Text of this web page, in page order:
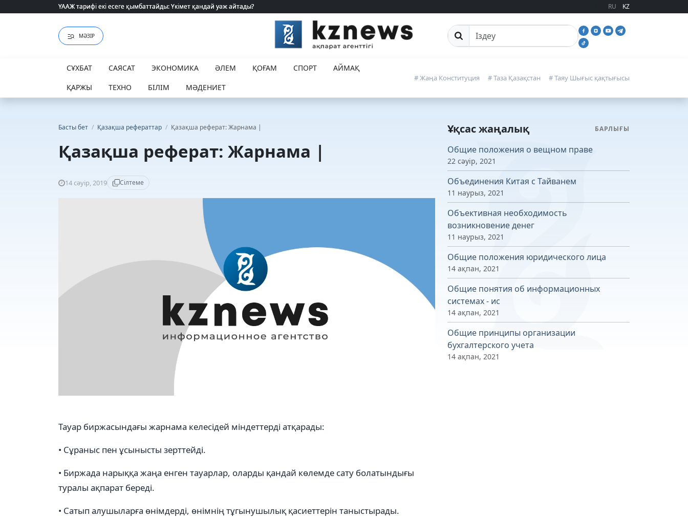
ҮААЖ тарифі екі есеге қымбаттайды: Үкімет қандай уәж айтады?
ҮААЖ тарифі екі есеге қымбаттайды: Үкімет қандай уәж айтады? RU KZ
МӘЗІР Сайттан іздеу
СҰХБАТ САЯСАТ ЭКОНОМИКА ӘЛЕМ ҚОҒАМ СПОРТ
АЙМАҚ
ҚАРЖЫ
ТЕХНО БІЛІМ МӘДЕНИЕТ
# Жаңа Конституция # Таза Қазақстан # Таяу Шығыс қақтығысы
Басты бет / Қазақша рефераттар / Қазақша реферат: Жарнама |
Қазақша реферат: Жарнама |
14 сәуір, 2019 Сілтеме
Тауар биржасындағы жарнама келесідей міндеттерді атқарады:
• Сұраныс пен ұсынысты зерттейді.
• Биржада нарыққа жаңа енген тауарлар, оларды қандай көлемде сату болатындығы
туралы ақпарат береді.
• Сатып алушыларға өнімдерді, өнімнің тұгынушылық қасиеттерін таныстырады.
Ұқсас жаңалық БАРЛЫҒЫ
Общие положения о вещном праве
22 сәуір, 2021
Объединения Китая с Тайванем
11 наурыз, 2021
Объективная необходимость
возникновение денег
11 наурыз, 2021
Общие положения юридического лица
14 ақпан, 2021
Общие понятия об информационных
системах - ис
14 ақпан, 2021
Общие принципы организации
бухгалтерского учета
14 ақпан, 2021